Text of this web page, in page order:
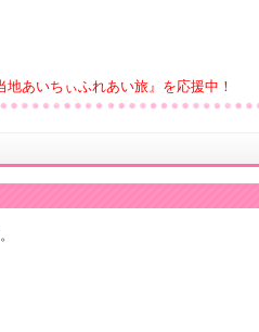
地あいちぃふれあい旅』を応援中！